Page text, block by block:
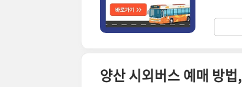
시외고
대로
양산 시외버스 예매 방